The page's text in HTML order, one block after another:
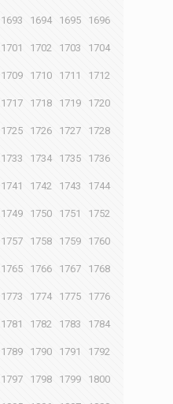
1693 1694 1695 1696
1701 1702 1703 1704
1709 1710 1711 1712
1717 1718 1719 1720
1725 1726 1727 1728
1733 1734 1735 1736
1741 1742 1743 1744
1749 1750 1751 1752
1757 1758 1759 1760
1765 1766 1767 1768
1773 1774 1775 1776
1781 1782 1783 1784
1789 1790 1791 1792
1797 1798 1799 1800